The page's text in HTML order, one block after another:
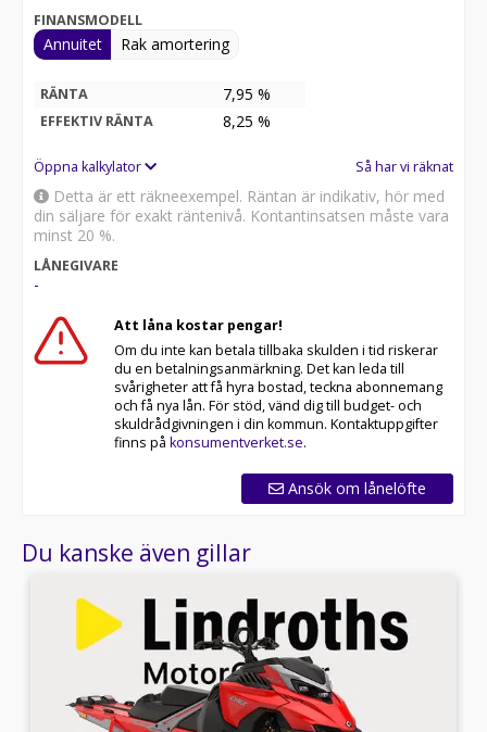
FINANSMODELL
Annuitet Rak amortering
RÄNTA 7,95 %
EFFEKTIV RÄNTA 8,25 %
Öppna kalkylator Så har vi räknat
Detta är ett räkneexempel. Räntan är indikativ, hör med
din säljare för exakt räntenivå. Kontantinsatsen måste vara
minst 20 %.
LÅNEGIVARE
-
Att låna kostar pengar!
Om du inte kan betala tillbaka skulden i tid riskerar
du en betalningsanmärkning. Det kan leda till
svårigheter att få hyra bostad, teckna abonnemang
och få nya lån. För stöd, vänd dig till budget- och
skuldrådgivningen i din kommun. Kontaktuppgifter
finns på konsumentverket.se.
Ansök om lånelöfte
Du kanske även gillar